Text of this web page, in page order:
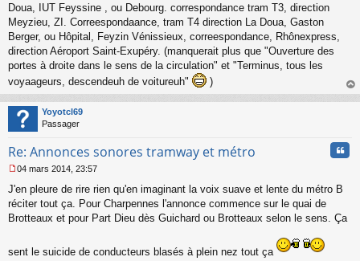
s
g
e
n
o
n
l
u
Doua, IUT Feyssine , ou Debourg. correspondance tram T3, direction
Meyzieu, ZI. Correespondaance, tram T4 direction La Doua, Gaston
Berger, ou Hôpital, Feyzin Vénissieux, correespondance, Rhônexpress,
direction Aéroport Saint-Exupéry. (manquerait plus que "Ouverture des
portes à droite dans le sens de la circulation" et "Terminus, tous les
voyaageurs, descendeuh de voitureuh"
)
au
Yoyotcl69
Passager
Re: Annonces sonores tramway et métro
e
s
e
04 mars 2014, 23:57
J'en pleure de rire rien qu'en imaginant la voix suave et lente du métro B
réciter tout ça. Pour Charpennes l'annonce commence sur le quai de
Brotteaux et pour Part Dieu dès Guichard ou Brotteaux selon le sens. Ça
sent le suicide de conducteurs blasés à plein nez tout ça